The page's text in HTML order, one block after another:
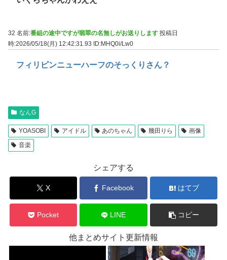
32 名前:番組の途中ですが翡翠の名無しがお送りします 投稿日
時:2026/05/18(月) 12:42:31.93
ID:MHQ0i/Lw0
フィリピンニューハーフのそっくりさん？
なんG
YOASOBI アイドル あのちゃん 幾田りら
画像
音楽
シェアする
X Facebook はてブ
Pocket LINE コピー
他まとめサイト更新情報